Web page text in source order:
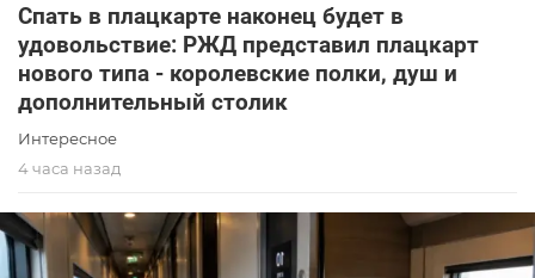
Спать в плацкарте наконец будет в
удовольствие: РЖД представил плацкарт
нового типа - королевские полки, душ и
дополнительный столик
Интересное
4 часа назад